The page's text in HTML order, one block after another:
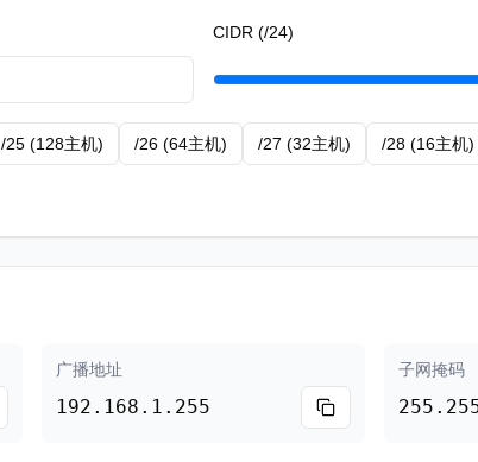
CIDR (/24)
/25 (128主机) /26 (64主机) /27 (32主机) /28 (16主机)
广播地址
192.168.1.255
子网掩码